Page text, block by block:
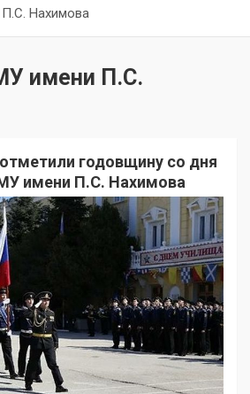
Нахимова
имени П.С.
годовщину со дня
имени П.С. Нахимова